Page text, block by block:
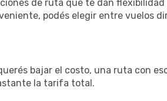
de ruta que te dan flexibilidad
podés elegir entre vuelos
bajar el costo, una ruta con
la tarifa total.